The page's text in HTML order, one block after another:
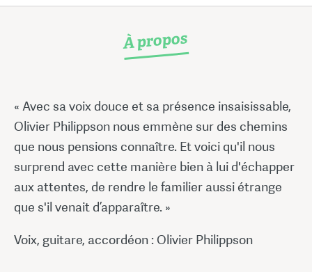
À propos
« Avec sa voix douce et sa présence insaisissable,
Olivier Philippson nous emmène sur des chemins
que nous pensions connaître. Et voici qu'il nous
surprend avec cette manière bien à lui d'échapper
aux attentes, de rendre le familier aussi étrange
que s'il venait d’apparaître. »
Voix, guitare, accordéon : Olivier Philippson